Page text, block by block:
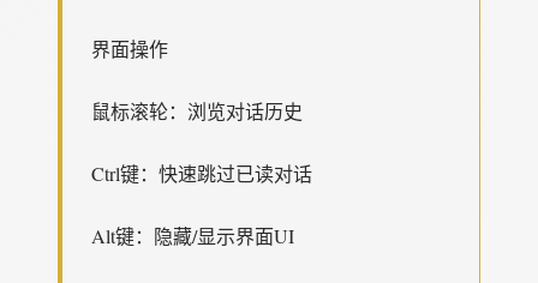
界面操作
鼠标滚轮：浏览对话历史
Ctrl键：快速跳过已读对话
Alt键：隐藏/显示界面UI